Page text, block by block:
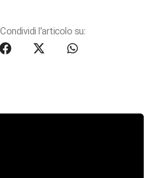
Condividi l'articolo su: